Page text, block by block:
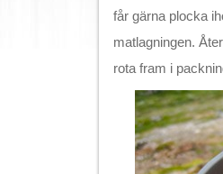
får gärna plocka
matlagningen.
rota fram i